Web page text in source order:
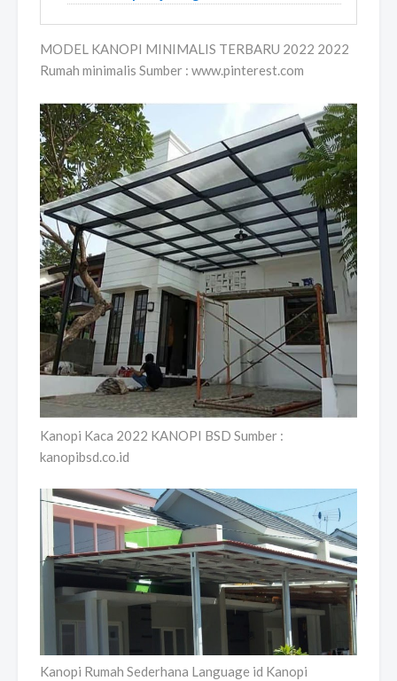
MODEL KANOPI MINIMALIS TERBARU 2022 2022
Rumah minimalis Sumber : www.pinterest.com
Kanopi Kaca 2022 KANOPI BSD Sumber :
kanopibsd.co.id
Kanopi Rumah Sederhana Language id Kanopi